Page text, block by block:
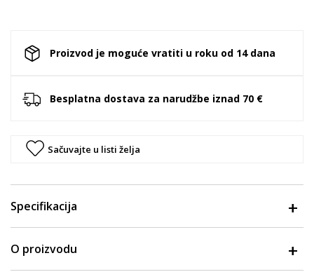
Proizvod je moguće vratiti u roku od 14 dana
Besplatna dostava za narudžbe iznad 70 €
Sačuvajte u listi želja
Specifikacija
O proizvodu